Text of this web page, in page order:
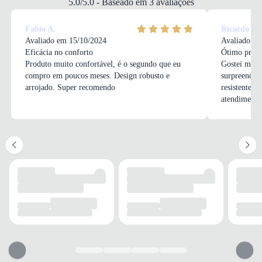
Redondo
Cadarço
CANO
Baixo
CIRCUNFERÊNCIA
29 cm
SALTO
TIPO
ALTURA
3 cm
TIPO
Borracha
5.0/5.0 - Baseado em 3 avaliações
Fabio A.
Avaliado em 15/10/2024
Eficácia no conforto
Produto muito confortável, é o segundo que eu
compro em poucos meses. Design robusto e
arrojado. Super recomendo
Ricardo O.
Avaliado
Ótimo
Gostei
surpreende
resistente